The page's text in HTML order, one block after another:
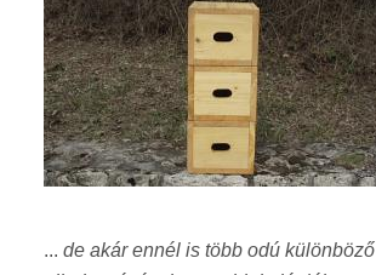
... de akár ennél is több odú különböző